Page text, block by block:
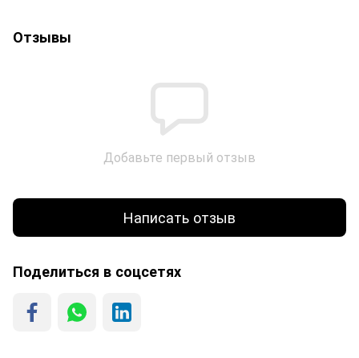
Отзывы
Добавьте первый отзыв
Написать отзыв
Поделиться в соцсетях